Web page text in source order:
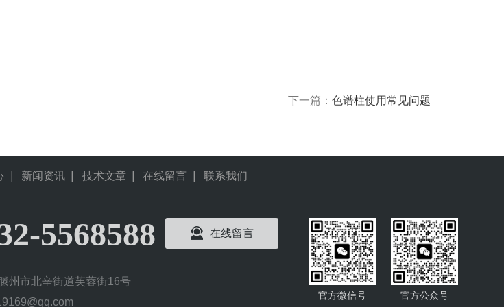
下一篇： 色谱柱使用常见问题
新闻资讯 技术文章 在线留言 联系我们
5568588 在线留言
州市北辛街道芙蓉街16号
官方微信号 官方公众号